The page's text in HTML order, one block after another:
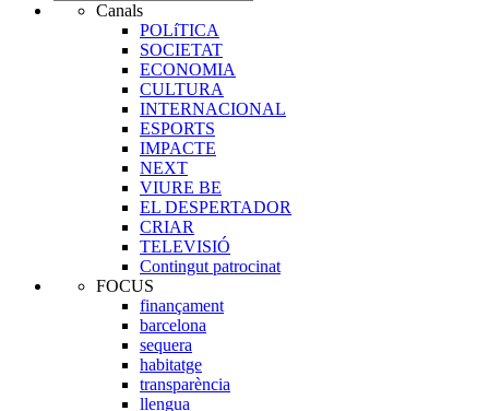
Canals
POLíTICA
SOCIETAT
ECONOMIA
CULTURA
INTERNACIONAL
ESPORTS
IMPACTE
NEXT
VIURE BE
EL DESPERTADOR
CRIAR
TELEVISIÓ
Contingut patrocinat
FOCUS
finançament
barcelona
sequera
habitatge
transparència
llengua